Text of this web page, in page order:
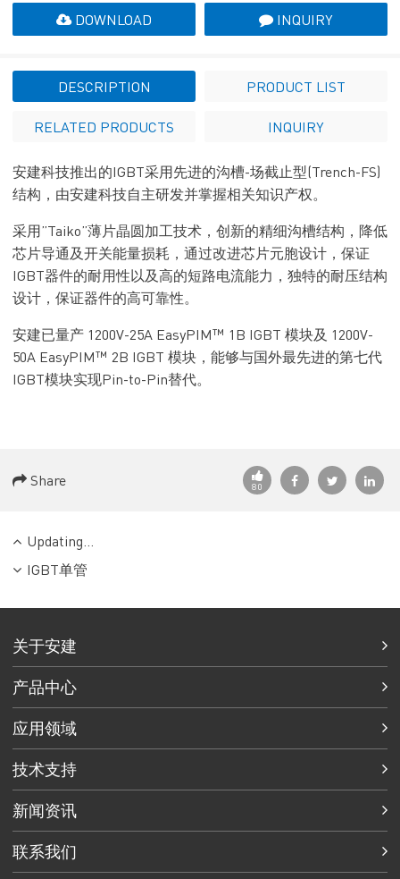
DOWNLOAD INQUIRY
DESCRIPTION PRODUCT LIST
RELATED PRODUCTS INQUIRY
安建科技推出的IGBT采用先进的沟槽-场截止型(Trench-FS)
结构，由安建科技自主研发并掌握相关知识产权。
采用”Taiko”薄片晶圆加工技术，创新的精细沟槽结构，降低
芯片导通及开关能量损耗，通过改进芯片元胞设计，保证
IGBT器件的耐用性以及高的短路电流能力，独特的耐压结构
设计，保证器件的高可靠性。
安建已量产 1200V-25A EasyPIM™ 1B IGBT 模块及 1200V-
50A EasyPIM™ 2B IGBT 模块，能够与国外最先进的第七代
IGBT模块实现Pin-to-Pin替代。
Share 80
Updating...
IGBT单管
关于安建
产品中心
应用领域
技术支持
新闻资讯
联系我们